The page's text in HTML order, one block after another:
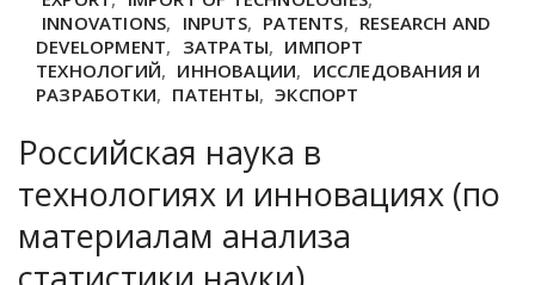
INNOVATIONS, INPUTS, PATENTS, RESEARCH AND
DEVELOPMENT, ЗАТРАТЫ, ИМПОРТ
ТЕХНОЛОГИЙ, ИННОВАЦИИ, ИССЛЕДОВАНИЯ И
РАЗРАБОТКИ, ПАТЕНТЫ, ЭКСПОРТ
Российская наука в
технологиях и инновациях (по
материалам анализа